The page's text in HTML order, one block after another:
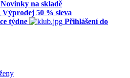
Novinky na skladě
Výprodej 50 % sleva
týdne
Přihlášení do